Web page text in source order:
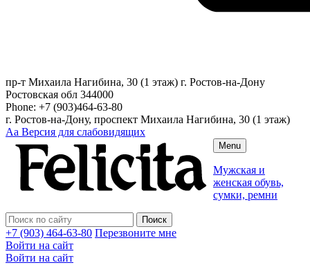
пр-т Михаила Нагибина, 30 (1 этаж) г. Ростов-на-Дону
Ростовская обл 344000
Phone: +7 (903)464-63-80
г. Ростов-на-Дону, проспект Михаила Нагибина, 30 (1 этаж)
Аа Версия для слабовидящих
Menu
Мужская и
женская обувь,
сумки, ремни
+7 (903) 464-63-80 Перезвоните мне
Войти на сайт
Войти на сайт